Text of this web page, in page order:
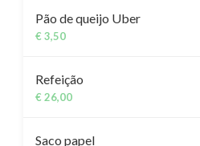
Pão de queijo Uber
€ 3,50
Refeição
€ 26,00
Saco papel